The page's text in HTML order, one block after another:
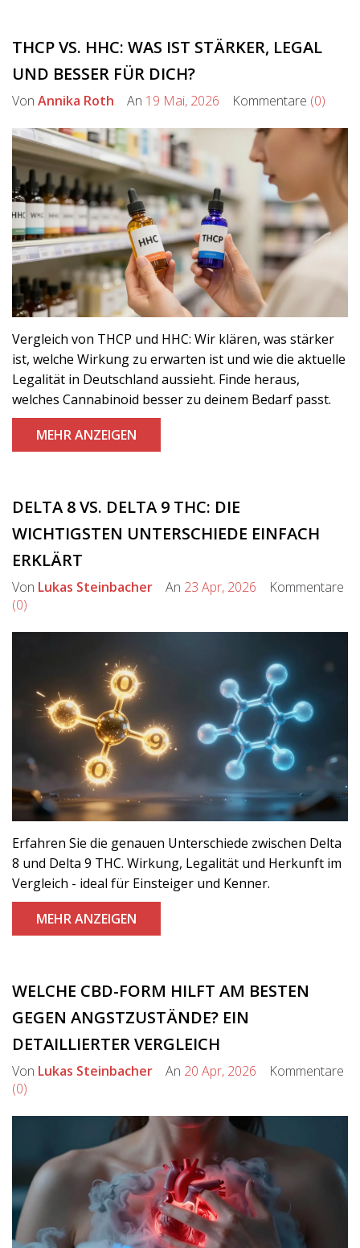
THCP VS. HHC: WAS IST STÄRKER, LEGAL
UND BESSER FÜR DICH?
Von Annika Roth An 19 Mai, 2026 Kommentare (0)
Vergleich von THCP und HHC: Wir klären, was stärker
ist, welche Wirkung zu erwarten ist und wie die aktuelle
Legalität in Deutschland aussieht. Finde heraus,
welches Cannabinoid besser zu deinem Bedarf passt.
MEHR ANZEIGEN
DELTA 8 VS. DELTA 9 THC: DIE
WICHTIGSTEN UNTERSCHIEDE EINFACH
ERKLÄRT
Von Lukas Steinbacher An 23 Apr, 2026 Kommentare
(0)
Erfahren Sie die genauen Unterschiede zwischen Delta
8 und Delta 9 THC. Wirkung, Legalität und Herkunft im
Vergleich - ideal für Einsteiger und Kenner.
MEHR ANZEIGEN
WELCHE CBD-FORM HILFT AM BESTEN
GEGEN ANGSTZUSTÄNDE? EIN
DETAILLIERTER VERGLEICH
Von Lukas Steinbacher An 20 Apr, 2026 Kommentare
(0)